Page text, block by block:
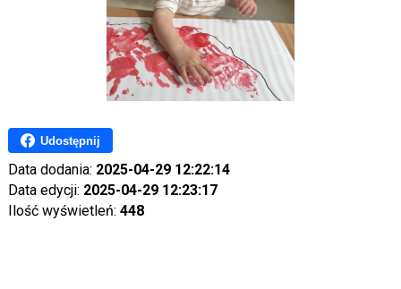
Udostępnij
Data dodania: 2025-04-29 12:22:14
Data edycji: 2025-04-29 12:23:17
Ilość wyświetleń: 448